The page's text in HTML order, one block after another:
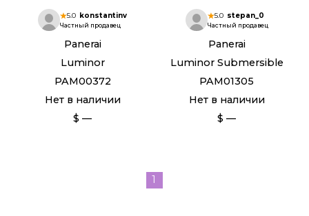
5.0 konstantinv
Частный продавец
Panerai
Luminor
PAM00372
Нет в наличии
$ —
5.0 stepan_0
Частный продавец
Panerai
Luminor Submersible
PAM01305
Нет в наличии
$ —
1